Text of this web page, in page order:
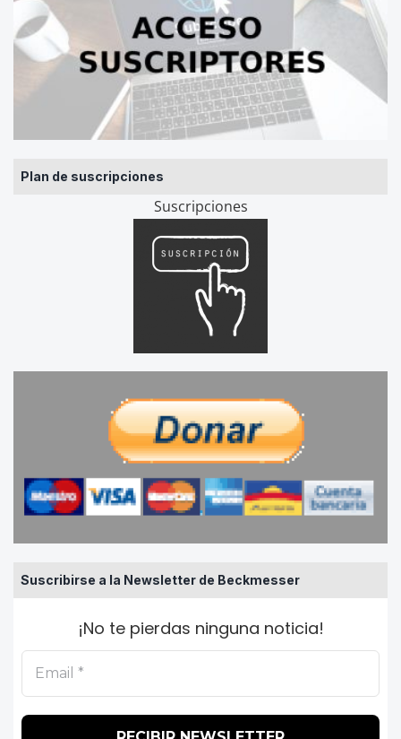
Plan de suscripciones
Suscripciones
Suscribirse a la Newsletter de Beckmesser
¡No te pierdas ninguna noticia!